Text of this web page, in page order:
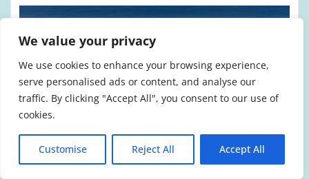
We value your privacy
We use cookies to enhance your browsing experience,
serve personalised ads or content, and analyse our
traffic. By clicking "Accept All", you consent to our use of
cookies.
Customise Reject All Accept All